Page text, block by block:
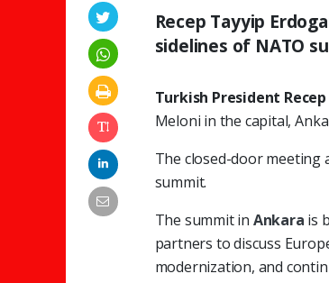
Recep Tayyip
sidelines of NATO
Turkish President
Meloni in the capital,
The closed-door meeting
summit.
The summit in Ankara is
partners to discuss
modernization, and